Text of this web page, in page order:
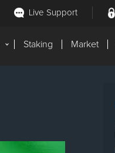
Live Support
Staking Market